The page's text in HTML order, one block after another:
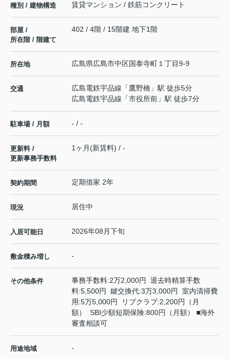
種別 / 建物構造 賃貸マンション / 鉄筋コンクリート
部屋 /
所在階 / 階建て
402 / 4階 / 15階建 地下1階
所在地 広島県広島市中区国泰寺町 １丁目9-9
交通 広島電鉄宇品線 「鷹野橋 」駅 徒歩5分
広島電鉄宇品線 「市役所前 」駅 徒歩7分
駐車場 / 月額 - / -
更新料 /
更新事務手数料
1ヶ月(新賃料) / -
契約期間 定期借家 2年
現況 居住中
入居可能日 2026年08月下旬
敷金積み増し -
その他条件
事務手数料:2万2,000円 退去時精算手数
料:5,500円 鍵交換代:3万3,000円 室内清掃費
用:5万5,000円 リブクラブ:2,200円（月
額） SBI少額短期保険:800円（月額） ■海外
審査相談可
用途地域 -